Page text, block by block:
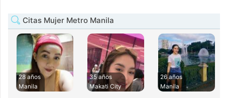
Citas Mujer Metro Manila
28 años
Manila
35 años
Makati City
26 años
Manila